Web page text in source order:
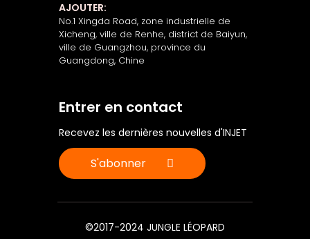
AJOUTER:
No.1 Xingda Road, zone industrielle de
Xicheng, ville de Renhe, district de Baiyun,
ville de Guangzhou, province du
Guangdong, Chine
Entrer en contact
Recevez les dernières nouvelles d'INJET
S'abonner
©2017-2024 JUNGLE LÉOPARD